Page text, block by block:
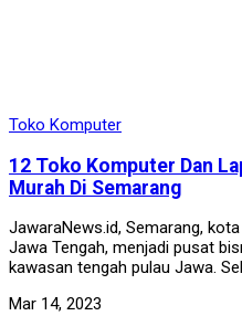
Toko Komputer
12 Toko Komputer Dan
Murah Di Semarang
JawaraNews.id, Semarang,
Jawa Tengah, menjadi pusat
kawasan tengah pulau Jawa.
Mar 14, 2023